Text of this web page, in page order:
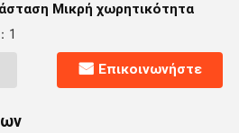
Μικρή χωρητικότητα
1
Επικοινωνήστε